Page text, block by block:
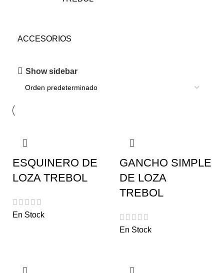
ACCESORIOS
Show sidebar
ESQUINERO DE
LOZA TREBOL
En Stock
GANCHO SIMPLE
DE LOZA
TREBOL
En Stock